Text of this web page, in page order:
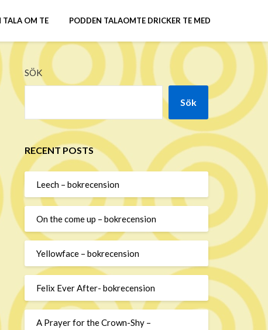
TALA OM TE PODDEN TALAOMTE DRICKER TE MED
SÖK
Sök
RECENT POSTS
Leech – bokrecension
On the come up – bokrecension
Yellowface – bokrecension
Felix Ever After- bokrecension
A Prayer for the Crown-Shy –